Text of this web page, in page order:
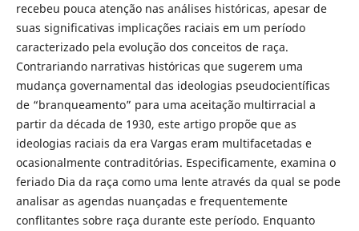
recebeu pouca atenção nas análises históricas, apesar de
suas significativas implicações raciais em um período
caracterizado pela evolução dos conceitos de raça.
Contrariando narrativas históricas que sugerem uma
mudança governamental das ideologias pseudocientíficas
de “branqueamento” para uma aceitação multirracial a
partir da década de 1930, este artigo propõe que as
ideologias raciais da era Vargas eram multifacetadas e
ocasionalmente contraditórias. Especificamente, examina o
feriado Dia da raça como uma lente através da qual se pode
analisar as agendas nuançadas e frequentemente
conflitantes sobre raça durante este período. Enquanto